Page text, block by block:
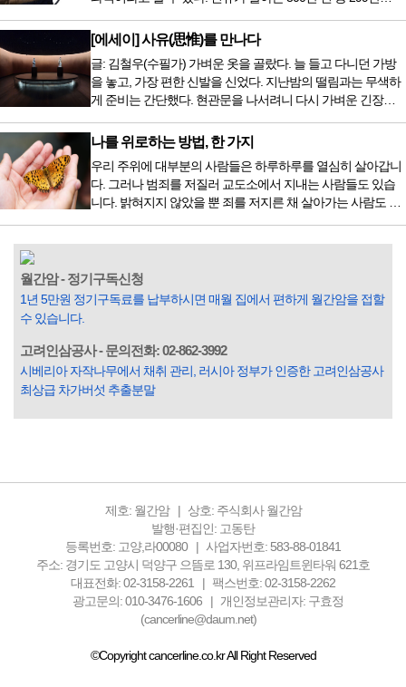
치료 범위가 한정되어 모든 암 환자가 중입자 치료를 받을 수
는 없지만 치료...
저녁을 습관적으로 음식을 섭취한다. 게다가 밤늦은 시간까지
음식을 먹거나, 아침에 식욕이 없는데도 ‘아침을 먹어야 하루
가 활기차다’라는 이야기에 사로잡혀 억지로 먹는 경우가 많
다. 식욕이 없다는 느낌은 본능이 보내는 신호다. 즉 먹어도 소
화할 힘이 없다거나 더 이상 먹으면 혈액 안에 잉여물...
[에세이] 사유(思惟)를 만나다
글: 김철우(수필가) 가벼운 옷을 골랐다. 늘 들고 다니던 가방
을 놓고, 가장 편한 신발을 신었다. 지난밤의 떨림과는 무색하
게 준비는 간단했다. 현관문을 나서려니 다시 가벼운 긴장감
막이 열리기 전. 그 특유의 무대 냄새를 맡았을 때의 긴장감 같
은 것이었다. 두 금동 미륵 반가사유상을 만나러 가는 길은 그
렇게 시작됐다. 두 반가사유상을 알게 된 것은 몇 해 전이었다.
잡지의 발행인으로 독자에게 선보일 좋은 콘텐츠를 고민하던
중 우리 문화재를 하나씩 소개하고자...
나를 위로하는 방법, 한 가지
우리 주위에 대부분의 사람들은 하루하루를 열심히 살아갑니
다. 그러나 범죄를 저질러 교도소에서 지내는 사람들도 있습
니다. 밝혀지지 않았을 뿐 죄를 저지른 채 살아가는 사람도 있
입힌다는 것입니다. 미꾸라지 한 마리가 시냇물을 흐린다는
옛말이 그저 허투루 생기지는 않은 듯합니다. 대부분의 사람
들은 열심히 살아갑니다. 그렇다고 97%의 사람들이 모두 착
월간암 - 정기구독신청
1년 5만원 정기구독료를 납부하시면 매월 집에서 편하게 월간암을 접할
수 있습니다.
고려인삼공사 - 문의전화: 02-862-3992
시베리아 자작나무에서 채취 관리, 러시아 정부가 인증한 고려인삼공사
최상급 차가버섯 추출분말
제호: 월간암
상호: 주식회사 월간암
발행·편집인: 고동탄
등록번호: 고양,라00080
사업자번호: 583-88-01841
주소: 경기도 고양시 덕양구 으뜸로 130, 위프라임트윈타워 621호
대표전화: 02-3158-2261
팩스번호: 02-3158-2262
광고문의: 010-3476-1606
개인정보관리자: 구효정
(cancerline@daum.net)
©Copyright cancerline.co.kr All Right Reserved